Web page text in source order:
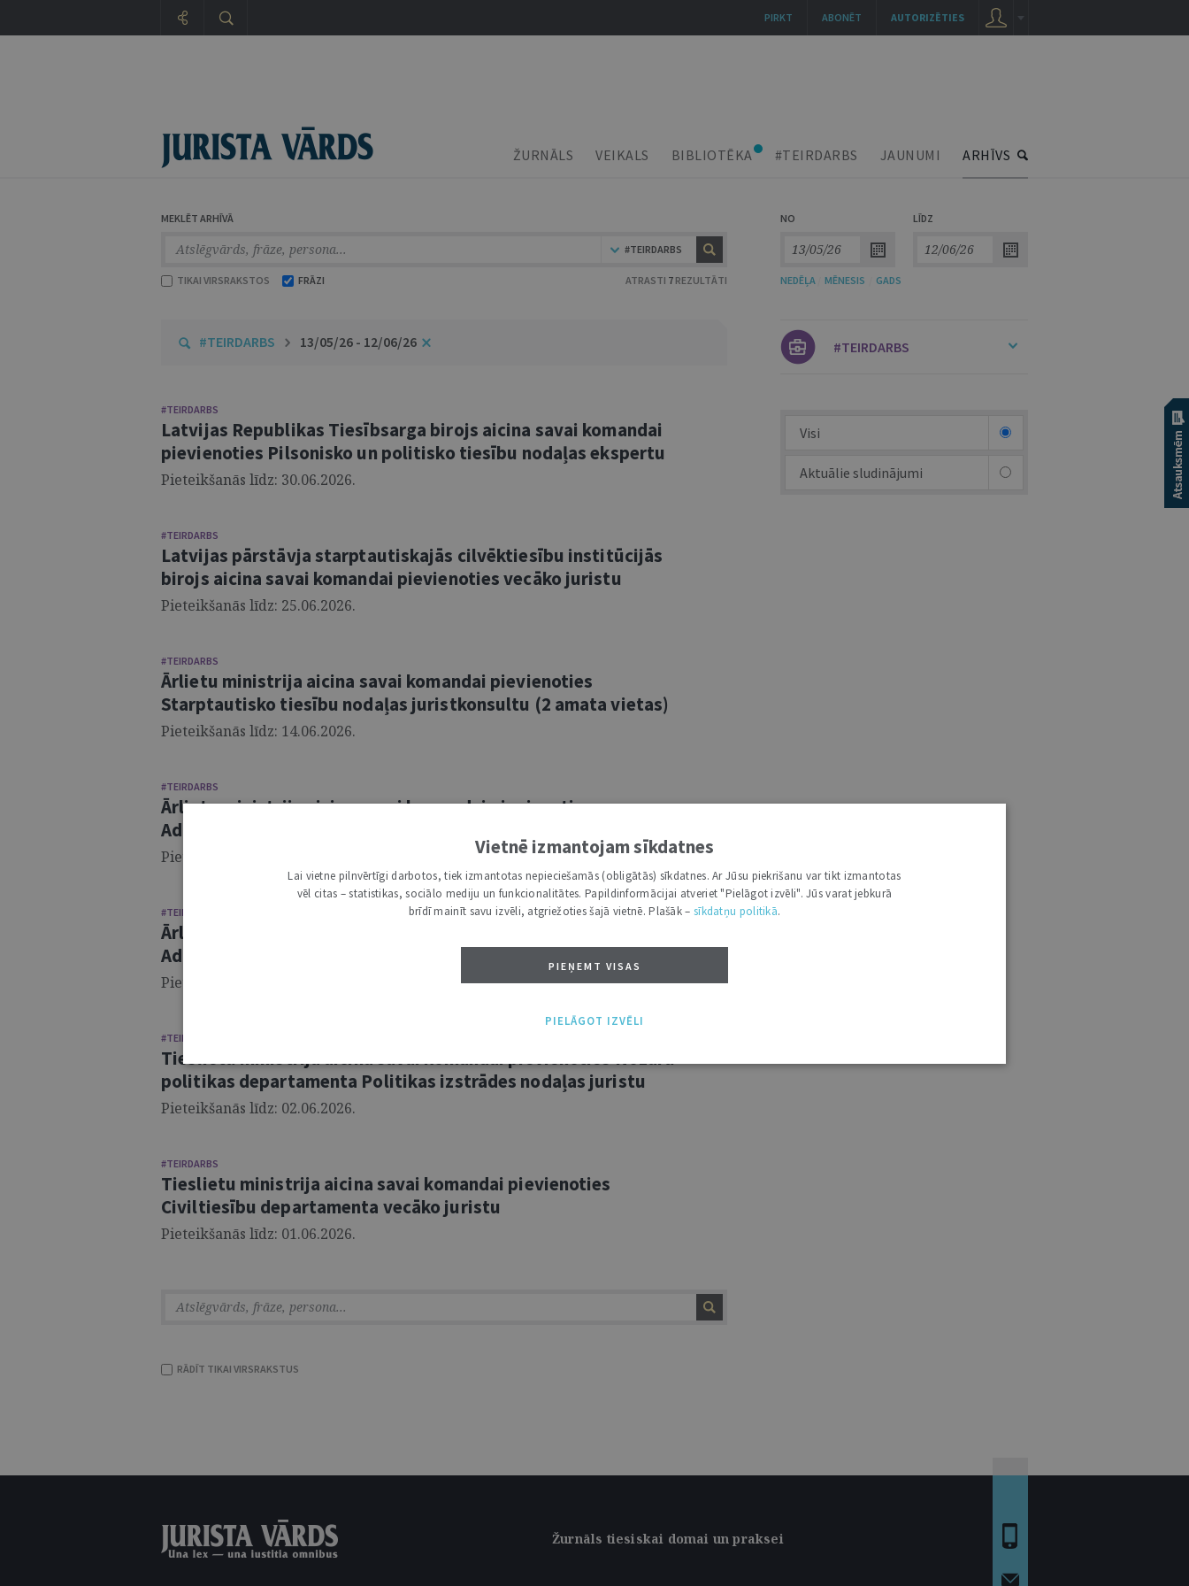
ŽURNĀLS VEIKALS BIBLIOTĒKA #TEIRDARBS JAUNUMI ARHĪVS
MEKLĒT ARHĪVĀ
#TEIRDARBS
TIKAI VIRSRAKSTOS FRĀZI ATRASTI 7 REZULTĀTI
NO LĪDZ
NEDĒĻA MĒNESIS GADS
#TEIRDARBS 13/05/26 - 12/06/26
#TEIRDARBS
Latvijas Republikas Tiesībsarga birojs aicina savai komandai
pievienoties Pilsonisko un politisko tiesību nodaļas ekspertu
Pieteikšanās līdz: 30.06.2026.
#TEIRDARBS
Latvijas pārstāvja starptautiskajās cilvēktiesību institūcijās
birojs aicina savai komandai pievienoties vecāko juristu
Pieteikšanās līdz: 25.06.2026.
#TEIRDARBS
Ārlietu ministrija aicina savai komandai pievienoties
Starptautisko tiesību nodaļas juristkonsultu (2 amata vietas)
Pieteikšanās līdz: 14.06.2026.
#TEIRDARBS
Ārlietu ministrija aicina savai komandai pievienoties
Administratīvi tiesiskās nodaļas vecāko juristu
Pieteikšanās līdz: 14.06.2026.
#TEIRDARBS
Ārlietu ministrija aicina savā komandā pievienoties
Administratīvi tiesiskās nodaļas juristu (2 amata vietas)
Pieteikšanās līdz: 14.06.2026.
#TEIRDARBS
Tieslietu ministrija aicina savai komandai pievienoties Nozaru
politikas departamenta Politikas izstrādes nodaļas juristu
Pieteikšanās līdz: 02.06.2026.
#TEIRDARBS
Tieslietu ministrija aicina savai komandai pievienoties
Civiltiesību departamenta vecāko juristu
Pieteikšanās līdz: 01.06.2026.
RĀDĪT TIKAI VIRSRAKSTUS
#TEIRDARBS
Visi
Aktuālie sludinājumi
Žurnāls tiesiskai domai un praksei
AUTORIZĒTIES
ABONĒT
PIRKT
Vietnē izmantojam sīkdatnes
Lai vietne pilnvērtīgi darbotos, tiek izmantotas nepieciešamās (obligātās) sīkdatnes. Ar Jūsu piekrišanu var tikt izmantotas
vēl citas – statistikas, sociālo mediju un funkcionalitātes. Papildinformācijai atveriet "Pielāgot izvēli". Jūs varat jebkurā
brīdī mainīt savu izvēli, atgriežoties šajā vietnē. Plašāk – sīkdatņu politikā.
PIEŅEMT VISAS
PIELĀGOT IZVĒLI